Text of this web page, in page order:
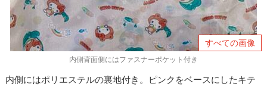
すべての画像
内側背面側にはファスナーポケット付き
内側にはポリエステルの裏地付き。ピンクをベースにしたキテ